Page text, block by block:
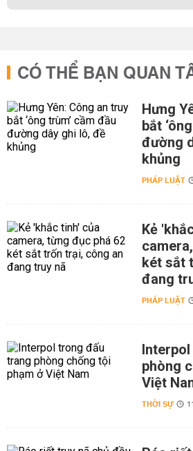
CÓ THỂ BẠN QUAN
Hưng
bắt
đường
khủng
PHÁP LUẬT
Kẻ
két sắt
đang
PHÁP LUẬT
phòng
Việt
THỜI SỰ